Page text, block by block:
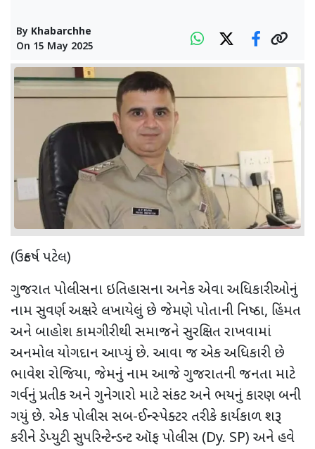
By Khabarchhe
On 15 May 2025
(ઉત્કર્ષ પટેલ)
ગુજરાત પોલીસના ઇતિહાસના અનેક એવા અધિકારીઓનું
નામ સુવર્ણ અક્ષરે લખાયેલું છે જેમણે પોતાની નિષ્ઠા, હિંમત
અને બાહોશ કામગીરીથી સમાજને સુરક્ષિત રાખવામાં
અનમોલ યોગદાન આપ્યું છે. આવા જ એક અધિકારી છે
ભાવેશ રોજિયા, જેમનું નામ આજે ગુજરાતની જનતા માટે
ગર્વનું પ્રતીક અને ગુનેગારો માટે સંકટ અને ભયનું કારણ બની
ગયું છે. એક પોલીસ સબ-ઈન્સ્પેક્ટર તરીકે કાર્યકાળ શરૂ
કરીને ડેપ્યુટી સુપરિન્ટેન્ડન્ટ ઑફ પોલીસ (Dy. SP) અને હવે